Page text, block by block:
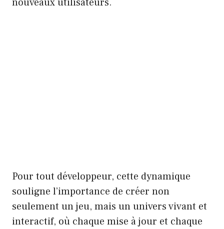
Pour tout développeur, cette dynamique
souligne l’importance de créer non
seulement un jeu, mais un univers vivant et
interactif, où chaque mise à jour et chaque